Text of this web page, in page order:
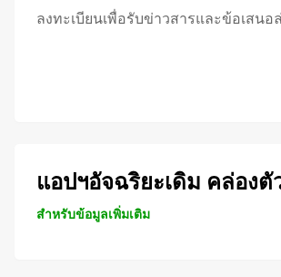
ลงทะเบียนเพื่อรับข่าวสารและข้อเสนอ
แอปฯอัจฉริยะเดิม คล่อง
สำหรับข้อมูลเพิ่มเติม